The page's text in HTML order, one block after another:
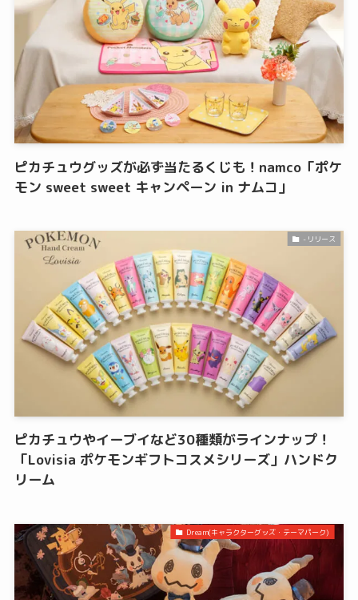
ピカチュウグッズが必ず当たるくじも！namco「ポケ
モン sweet sweet キャンペーン in ナムコ」
-リリース
ピカチュウやイーブイなど30種類がラインナップ！
「Lovisia ポケモンギフトコスメシリーズ」ハンドク
リーム
Dream(キャラクターグッズ・テーマパーク)